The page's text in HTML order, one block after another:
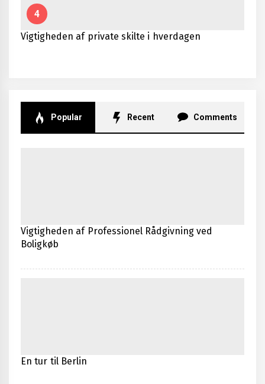
4
Vigtigheden af private skilte i hverdagen
Popular Recent Comments
Vigtigheden af Professionel Rådgivning ved
Boligkøb
En tur til Berlin